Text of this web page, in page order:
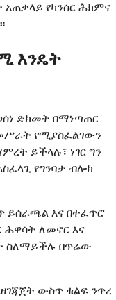
የካንሰር ሕክምና
እንዴት
ድክመት በማነጣጠር
የሚያስፈልገውን
ይችላሉ፣ ነገር ግን
የግንባታ ብሎክ
ይሰራጫል እና በተፈጥሮ
ሕዋሳት ለመኖር እና
ስለማይችሉ በጥሬው
ውስጥ ቁልፍ ንጥረ